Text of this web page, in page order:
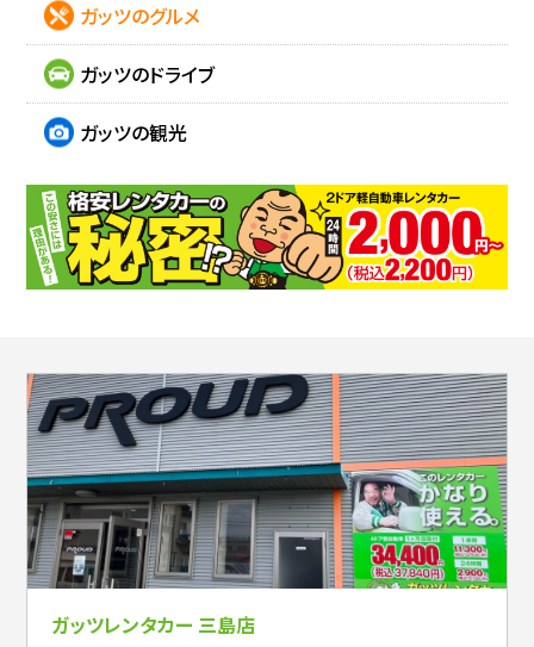
ガッツのグルメ
ガッツのドライブ
ガッツの観光
ガッツレンタカー 三島店